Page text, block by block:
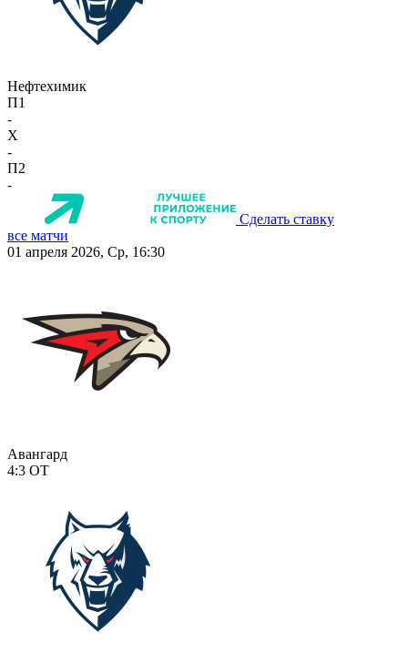
Нефтехимик
П1
-
X
-
П2
-
Сделать ставку
все матчи
01 апреля 2026, Ср, 16:30
Авангард
4:3 ОТ